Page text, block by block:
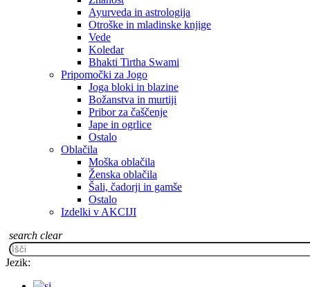
Ayurveda in astrologija
Otroške in mladinske knjige
Vede
Koledar
Bhakti Tirtha Swami
Pripomočki za Jogo
Joga bloki in blazine
Božanstva in murtiji
Pribor za čaščenje
Jape in ogrlice
Ostalo
Oblačila
Moška oblačila
Ženska oblačila
Šali, čadorji in gamše
Ostalo
Izdelki v AKCIJI
search clear
Jezik: